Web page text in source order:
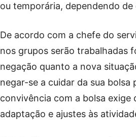
ou temporária, dependendo de
De acordo com a chefe do
nos grupos serão trabalhadas
negação quanto a nova
negar-se a cuidar da sua
convivência com a bolsa exige
adaptação e ajustes às